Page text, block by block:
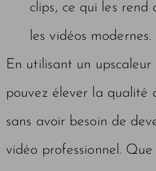
clips, ce qui les rend
les vidéos modernes.
En utilisant un
pouvez élever la qualité
sans avoir besoin de
vidéo professionnel. Que